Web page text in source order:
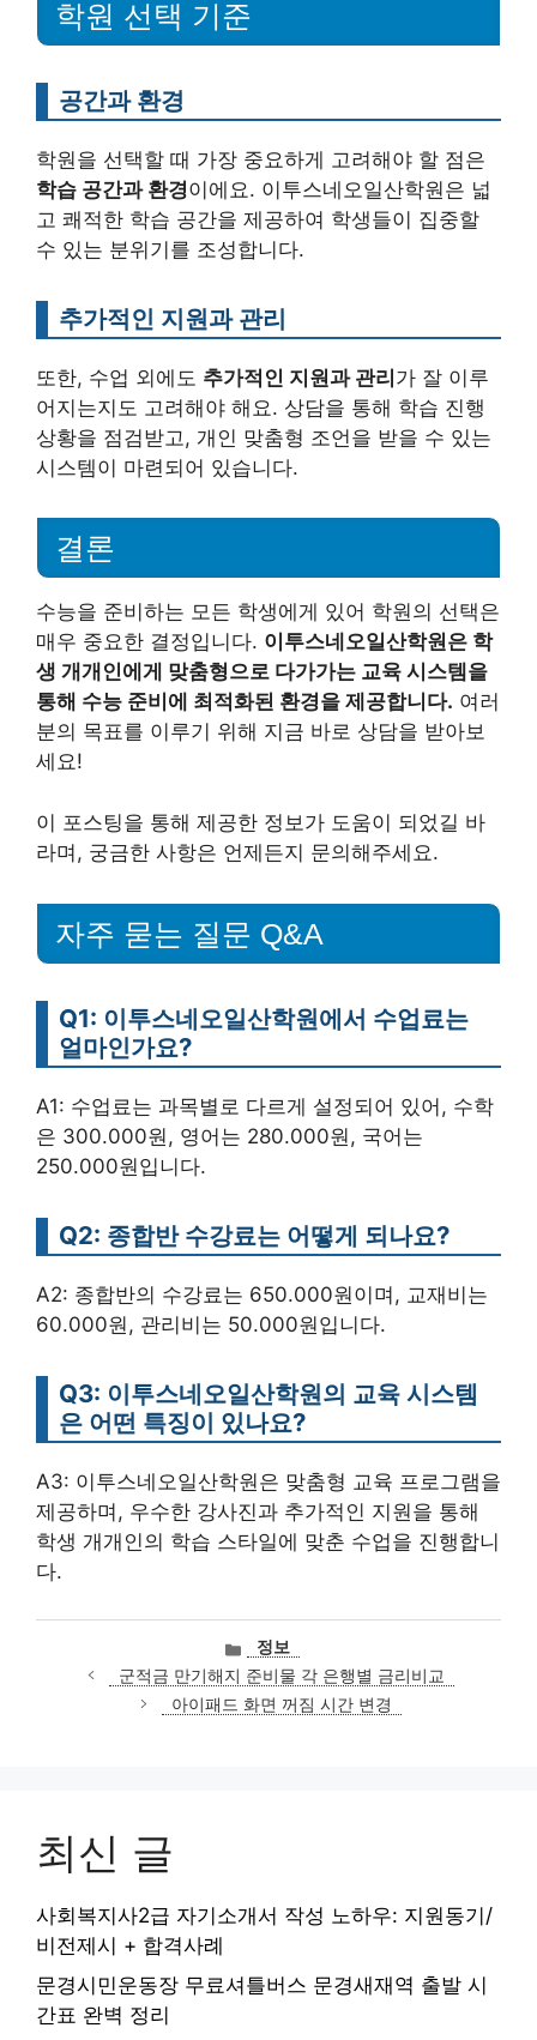
학원 선택 기준
공간과 환경
학원을 선택할 때 가장 중요하게 고려해야 할 점은
학습 공간과 환경이에요. 이투스네오일산학원은 넓
고 쾌적한 학습 공간을 제공하여 학생들이 집중할
수 있는 분위기를 조성합니다.
추가적인 지원과 관리
또한, 수업 외에도 추가적인 지원과 관리가 잘 이루
어지는지도 고려해야 해요. 상담을 통해 학습 진행
상황을 점검받고, 개인 맞춤형 조언을 받을 수 있는
시스템이 마련되어 있습니다.
결론
수능을 준비하는 모든 학생에게 있어 학원의 선택은
매우 중요한 결정입니다. 이투스네오일산학원은 학
생 개개인에게 맞춤형으로 다가가는 교육 시스템을
통해 수능 준비에 최적화된 환경을 제공합니다. 여러
분의 목표를 이루기 위해 지금 바로 상담을 받아보
세요!
이 포스팅을 통해 제공한 정보가 도움이 되었길 바
라며, 궁금한 사항은 언제든지 문의해주세요.
자주 묻는 질문 Q&A
Q1: 이투스네오일산학원에서 수업료는
얼마인가요?
A1: 수업료는 과목별로 다르게 설정되어 있어, 수학
은 300.000원, 영어는 280.000원, 국어는
250.000원입니다.
Q2: 종합반 수강료는 어떻게 되나요?
A2: 종합반의 수강료는 650.000원이며, 교재비는
60.000원, 관리비는 50.000원입니다.
Q3: 이투스네오일산학원의 교육 시스템
은 어떤 특징이 있나요?
A3: 이투스네오일산학원은 맞춤형 교육 프로그램을
제공하며, 우수한 강사진과 추가적인 지원을 통해
학생 개개인의 학습 스타일에 맞춘 수업을 진행합니
다.
카
테
고
리
정보
군적금 만기해지 준비물 각 은행별 금리비교
아이패드 화면 꺼짐 시간 변경
최신 글
사회복지사2급 자기소개서 작성 노하우: 지원동기/
비전제시 + 합격사례
문경시민운동장 무료셔틀버스 문경새재역 출발 시
간표 완벽 정리